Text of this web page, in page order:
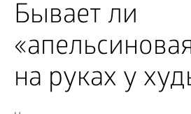
Бывает ли
на руках у